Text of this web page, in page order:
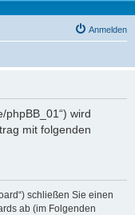
Anmelden
phpBB_01“) wird
mit folgenden
schließen Sie einen
ab (im Folgenden